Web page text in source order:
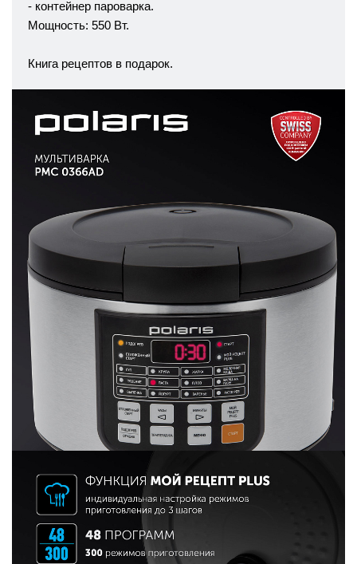
- контейнер пароварка.
Мощность: 550 Вт.
Книга рецептов в подарок.